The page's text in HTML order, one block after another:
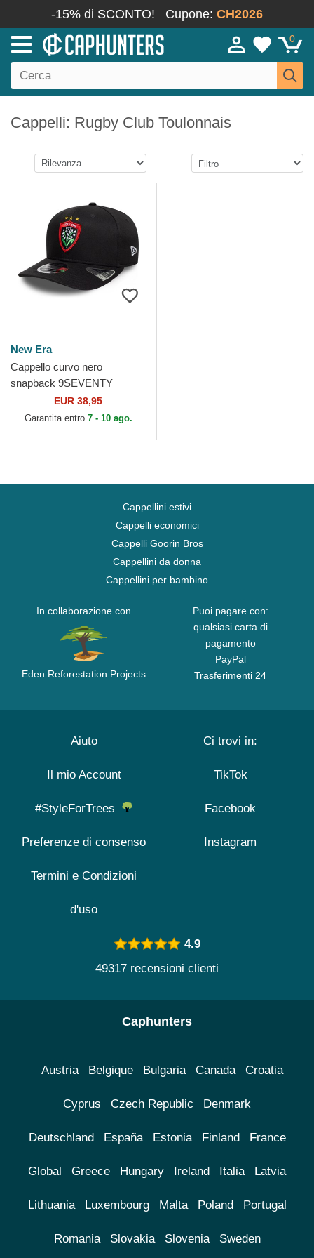
-15% di SCONTO! Cupone: CH2026
0
Cappelli: Rugby Club Toulonnais
New Era
Cappello curvo nero
snapback 9SEVENTY
Stretch Snap Lily dei Rugby
Club Toulonnais French
EUR 38,95
Garantita entro 7 - 10 ago.
Cappellini estivi
Cappelli economici
Cappelli Goorin Bros
Cappellini da donna
Cappellini per bambino
In collaborazione con
Eden Reforestation Projects
Puoi pagare con:
qualsiasi carta di
pagamento
PayPal
Trasferimenti 24
Aiuto
Il mio Account
#StyleForTrees
Preferenze di consenso
Termini e Condizioni
d'uso
Ci trovi in:
TikTok
Facebook
Instagram
4.9
49317 recensioni clienti
Caphunters
Austria Belgique Bulgaria Canada Croatia
Cyprus Czech Republic Denmark
Deutschland España Estonia Finland France
Global Greece Hungary Ireland Italia Latvia
Lithuania Luxembourg Malta Poland Portugal
Romania Slovakia Slovenia Sweden